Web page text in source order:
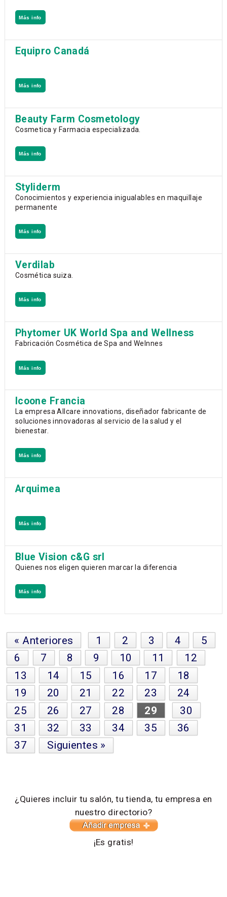
Más info
Equipro Canadá
Más info
Beauty Farm Cosmetology
Cosmetica y Farmacia especializada.
Más info
Styliderm
Conocimientos y experiencia inigualables en maquillaje
permanente
Más info
Verdilab
Cosmética suiza.
Más info
Phytomer UK World Spa and Wellness
Fabricación Cosmética de Spa and Welnnes
Más info
Icoone Francia
La empresa Allcare innovations, diseñador fabricante de
soluciones innovadoras al servicio de la salud y el
bienestar.
Más info
Arquimea
Más info
Blue Vision c&G srl
Quienes nos eligen quieren marcar la diferencia
Más info
« Anteriores 1 2 3 4
5
6
7 8 9 10 11
12
13
14 15 16 17
18
19
20 21 22 23
24
25
26 27 28 29
30
31
32 33 34 35
36
37
Siguientes »
¿Quieres incluir tu salón, tu tienda, tu empresa en
nuestro directorio?
¡Es gratis!